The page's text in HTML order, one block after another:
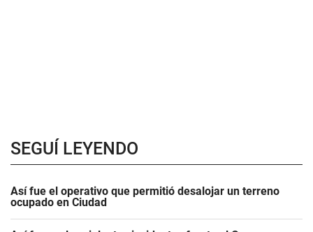
SEGUÍ LEYENDO
Así fue el operativo que permitió desalojar un terreno
ocupado en Ciudad